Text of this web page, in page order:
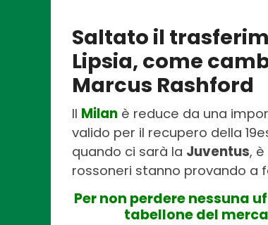
Saltato il
Lipsia, come
Marcus Rashford
Il Milan è reduce da una
valido per il recupero della
quando ci sarà la Juventus,
rossoneri stanno provando a
Per non perdere nessuna
tabellone del